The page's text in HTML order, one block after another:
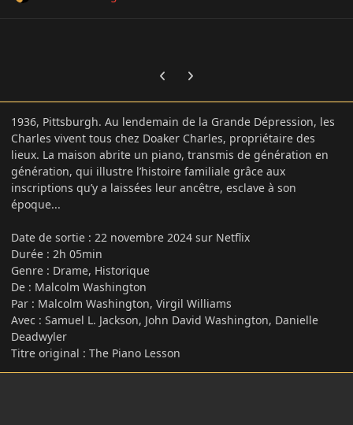
Previous carousel slide
Next carousel slide
1936, Pittsburgh. Au lendemain de la Grande Dépression, les
Charles vivent tous chez Doaker Charles, propriétaire des
lieux. La maison abrite un piano, transmis de génération en
génération, qui illustre l’histoire familiale grâce aux
inscriptions qu’y a laissées leur ancêtre, esclave à son
époque...
Date de sortie : 22 novembre 2024 sur Netflix
Durée : 2h 05min
Genre : Drame, Historique
De : Malcolm Washington
Par : Malcolm Washington, Virgil Williams
Avec : Samuel L. Jackson, John David Washington, Danielle
Deadwyler
Titre original : The Piano Lesson